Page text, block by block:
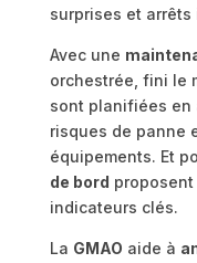
surprises et arrêts
Avec une
orchestrée, fini le
sont planifiées en
risques de panne
équipements. Et
de bord proposent
indicateurs clés.
La GMAO aide à